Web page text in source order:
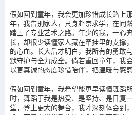
假如回到童年，我会更加珍惜成长路上
年，我告别家人，只身赴京求学，在同
踏上了专业艺术之路。年少的我，一心
长，却很少读懂家人藏在牵挂里的支撑
的心血。长大后才明白，我所有的勇敢
默守护与全力成全。倘若重回童年，我
以更真诚的态度珍惜陪伴，把温暖与感
假如回到童年，我希望能更早读懂舞蹈
时，舞蹈于我是热爱、是坚持、是日复
堂，登上更大的舞台，我才深刻体会到